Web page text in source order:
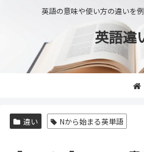
英語の意味や使い方の違いを
英語違
違い Nから始まる英単語